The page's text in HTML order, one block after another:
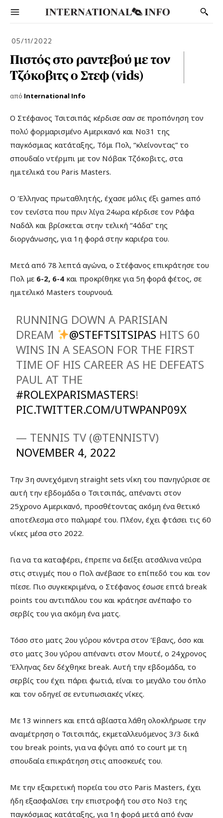
05/11/2022
Πιστός στο ραντεβού με τον
Τζόκοβιτς ο Στεφ (vids)
από International Info
Ο Στέφανος Τσιτσιπάς κέρδισε σαν σε προπόνηση τον
πολύ φορμαρισμένο Αμερικανό και Νο31 της
παγκόσμιας κατάταξης, Τόμι Πολ, “κλείνοντας” το
σπουδαίο ντέρμπι με τον Νόβακ Τζόκοβιτς, στα
ημιτελικά του Paris Masters.
Ο Έλληνας πρωταθλητής, έχασε μόλις έξι games από
τον τενίστα που πριν λίγα 24ωρα κέρδισε τον Ράφα
Ναδάλ και βρίσκεται στην τελική “4άδα” της
διοργάνωσης, για 1η φορά στην καριέρα του.
Μετά από 78 λεπτά αγώνα, ο Στέφανος επικράτησε του
Πολ με 6-2, 6-4 και προκρίθηκε για 5η φορά φέτος, σε
ημιτελικό Masters τουρνουά.
RUNNING DOWN A PARISIAN
DREAM
@STEFTSITSIPAS HITS 60
WINS IN A SEASON FOR THE FIRST
TIME OF HIS CAREER AS HE DEFEATS
PAUL AT THE
#ROLEXPARISMASTERS!
PIC.TWITTER.COM/UTWPANP09X
— TENNIS TV (@TENNISTV)
NOVEMBER 4, 2022
Την 3η συνεχόμενη straight sets νίκη του πανηγύρισε σε
αυτή την εβδομάδα ο Τσιτσιπάς, απέναντι στον
25χρονο Αμερικανό, προσθέτοντας ακόμη ένα θετικό
αποτέλεσμα στο παλμαρέ του. Πλέον, έχει φτάσει τις 60
νίκες μέσα στο 2022.
Για να τα καταφέρει, έπρεπε να δείξει ατσάλινα νεύρα
στις στιγμές που ο Πολ ανέβασε το επίπεδό του και τον
πίεσε. Πιο συγκεκριμένα, ο Στέφανος έσωσε επτά break
points του αντιπάλου του και κράτησε ανέπαφο το
σερβίς του για ακόμη ένα ματς.
Τόσο στο ματς 2ου γύρου κόντρα στον Έβανς, όσο και
στο ματς 3ου γύρου απέναντι στον Μουτέ, ο 24χρονος
Έλληνας δεν δέχθηκε break. Αυτή την εβδομάδα, το
σερβίς του έχει πάρει φωτιά, είναι το μεγάλο του όπλο
και τον οδηγεί σε εντυπωσιακές νίκες.
Με 13 winners και επτά αβίαστα λάθη ολοκλήρωσε την
αναμέτρηση ο Τσιτσιπάς, εκμεταλλευόμενος 3/3 δικά
του break points, για να φύγει από το court με τη
σπουδαία επικράτηση στις αποσκευές του.
Με την εξαιρετική πορεία του στο Paris Masters, έχει
ήδη εξασφαλίσει την επιστροφή του στο Νο3 της
παγκόσμιας κατάταξης, για 1η φορά μετά από έναν